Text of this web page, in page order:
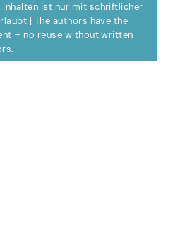
Inhalten ist nur mit schriftlicher
| The authors have the
– no reuse without written